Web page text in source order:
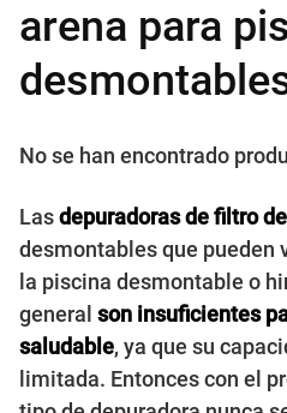
arena para
No se han encontrado
Lasdepuradoras de filtro
desmontables que pueden
la piscina desmontable o
general son insuficientes
saludable, ya que su
limitada. Entonces con el